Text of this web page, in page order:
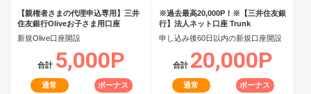
【親権者さまの代理申込専用】三井
住友銀行Oliveお子さま用口座
新規Olive口座開設
合計 5,000P
通常 ボーナス
※過去最高20,000P！※【三井住友銀
行】法人ネット口座 Trunk
申し込み後60日以内の新規口座開設
合計 20,000P
通常 ボーナス